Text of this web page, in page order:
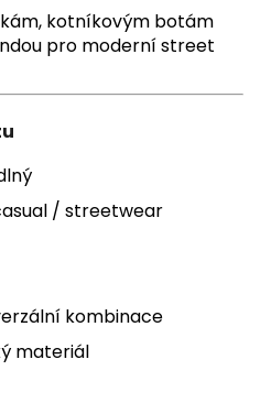
kotníkovým botám
pro moderní street
/ streetwear
kombinace
materiál